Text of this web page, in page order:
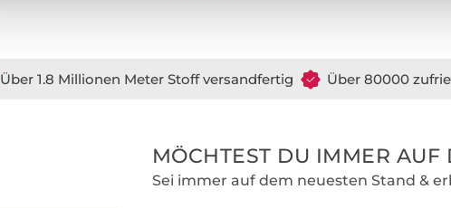
Über 1.8 Millionen Meter Stoff versandfertig Über 80000
MÖCHTEST DU IMMER AUF
Sei immer auf dem neuesten Stand &